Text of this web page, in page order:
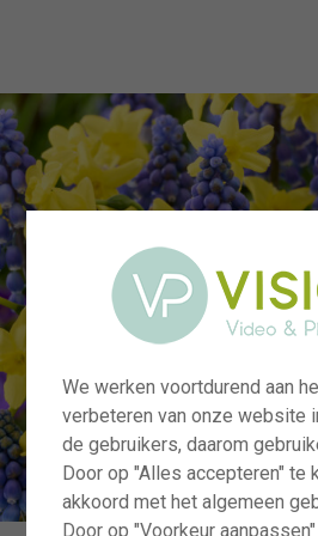
We werken voortdurend aan
verbeteren van onze website
de gebruikers, daarom
Door op "Alles accepteren" te
akkoord met het algemeen
Door op "Voorkeur